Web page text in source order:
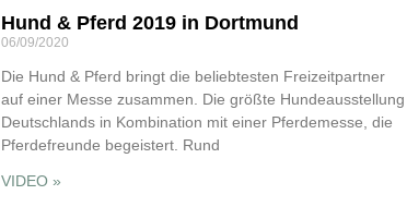
Hund & Pferd 2019 in Dortmund
06/09/2020
Die Hund & Pferd bringt die beliebtesten Freizeitpartner
auf einer Messe zusammen. Die größte Hundeausstellung
Deutschlands in Kombination mit einer Pferdemesse, die
Pferdefreunde begeistert. Rund
VIDEO »